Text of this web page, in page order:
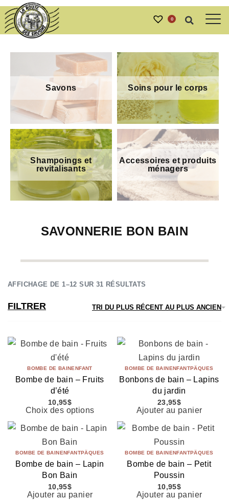
0
Soins pour le corps
Savons
Shampoings et
revitalisants
Accessoires et produits
ménagers
SAVONNERIE BON BAIN
AFFICHAGE DE 1–12 SUR 31 RÉSULTATS
TRI DU PLUS RÉCENT AU PLUS ANCIEN
FILTRER
BOMBE DE BAINENFANT
Bombe de bain – Fruits
d’été
10,95$
Choix des options
BOMBE DE BAINENFANTPÄQUES
Bonbons de bain – Lapins
du jardin
23,95$
Ajouter au panier
BOMBE DE BAINENFANTPÄQUES
Bombe de bain – Lapin
Bon Bain
10,95$
Ajouter au panier
BOMBE DE BAINENFANTPÄQUES
Bombe de bain – Petit
Poussin
10,95$
Ajouter au panier